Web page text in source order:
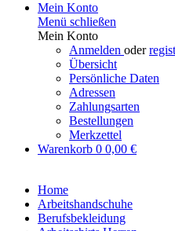
Mein Konto
Menü schließen
Mein Konto
Anmelden oder
Übersicht
Persönliche Daten
Adressen
Zahlungsarten
Bestellungen
Merkzettel
Warenkorb 0 0,00 €
Home
Arbeitshandschuhe
Berufsbekleidung